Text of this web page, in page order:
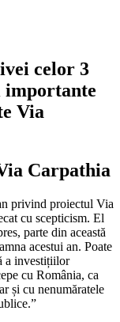
celor 3
Via
Carpathia
privind proiectul Via
cu scepticism. El
parte din această
acestui an. Poate
a investițiilor
cu România, ca
și cu nenumăratele